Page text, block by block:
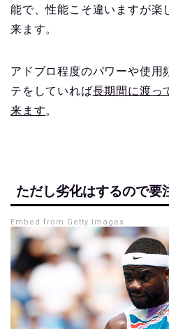
能で、性能こそ違いますが楽
来ます。
アドブロ程度のパワーや使用
テをしていれば長期間に渡っ
来ます。
ただし劣化はするので要
Embed from Getty Images